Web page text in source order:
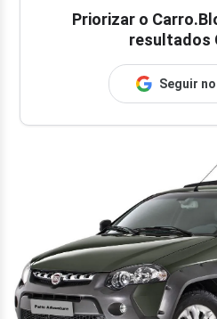
Priorizar o
resultados
Seguir